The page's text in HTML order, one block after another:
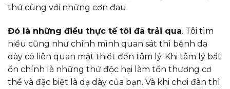
thứ cùng với những cơn đau.
Đó là những điều thực tế tôi đã trải qua. Tôi tìm
hiểu cũng như chính mình quan sát thì bệnh dạ
dày có liên quan mật thiết đến tâm lý. Khi tâm lý bất
ổn chính là những thứ độc hại làm tổn thương cơ
thể và đặc biệt là dạ dày của bạn. Và khi chơi đàn thì